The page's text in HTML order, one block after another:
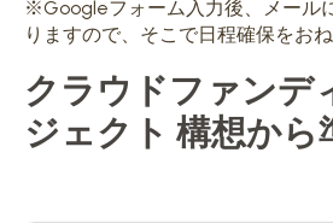
※Googleフォーム入力後、メール
りますので、そこで日程確保をおね
クラウドファンデ
ジェクト 構想から